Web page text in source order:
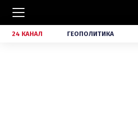
24 КАНАЛ ГЕОПОЛИТИКА